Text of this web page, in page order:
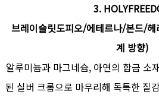
3.
브레이슬릿도피오/에테르나/본드/
계 방향)
알루미늄과 마그네슘, 아연의 합금 소
된 실버 크롬으로 마무리해 독특한 질